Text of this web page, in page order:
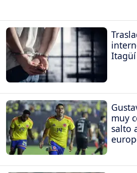
Itagüí
muy
salto